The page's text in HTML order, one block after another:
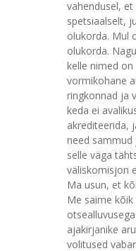
vahendusel,
spetsiaalselt,
olukorda. Mul
olukorda.
kelle nimed
vormikohane
ringkonnad ja
keda ei
akrediteerida,
need sammud
selle väga
väliskomisjon
Ma usun, et
Me saime
ajakirjanike
volitused